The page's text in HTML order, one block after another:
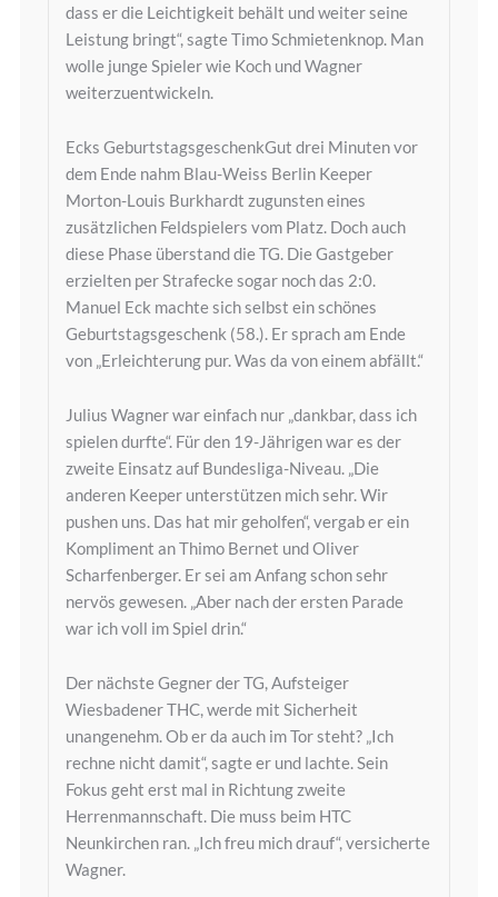
dass er die Leichtigkeit behält und weiter seine
Leistung bringt“, sagte Timo Schmietenknop. Man
wolle junge Spieler wie Koch und Wagner
weiterzuentwickeln.
Ecks GeburtstagsgeschenkGut drei Minuten vor
dem Ende nahm Blau-Weiss Berlin Keeper
Morton-Louis Burkhardt zugunsten eines
zusätzlichen Feldspielers vom Platz. Doch auch
diese Phase überstand die TG. Die Gastgeber
erzielten per Strafecke sogar noch das 2:0.
Manuel Eck machte sich selbst ein schönes
Geburtstagsgeschenk (58.). Er sprach am Ende
von „Erleichterung pur. Was da von einem abfällt.“
Julius Wagner war einfach nur „dankbar, dass ich
spielen durfte“. Für den 19-Jährigen war es der
zweite Einsatz auf Bundesliga-Niveau. „Die
anderen Keeper unterstützen mich sehr. Wir
pushen uns. Das hat mir geholfen“, vergab er ein
Kompliment an Thimo Bernet und Oliver
Scharfenberger. Er sei am Anfang schon sehr
nervös gewesen. „Aber nach der ersten Parade
war ich voll im Spiel drin.“
Der nächste Gegner der TG, Aufsteiger
Wiesbadener THC, werde mit Sicherheit
unangenehm. Ob er da auch im Tor steht? „Ich
rechne nicht damit“, sagte er und lachte. Sein
Fokus geht erst mal in Richtung zweite
Herrenmannschaft. Die muss beim HTC
Neunkirchen ran. „Ich freu mich drauf“, versicherte
Wagner.